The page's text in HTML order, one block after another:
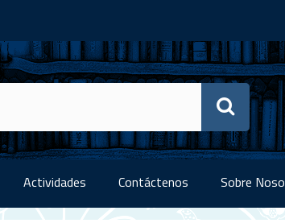
Actividades Contáctenos Sobre